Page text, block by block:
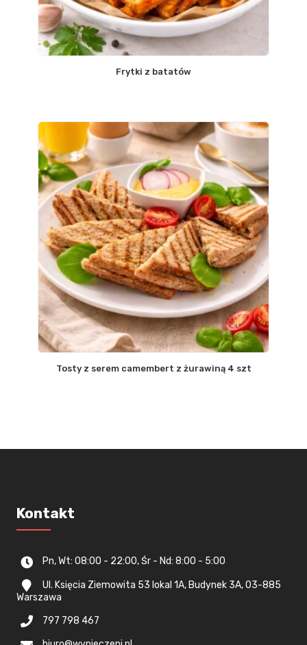
Frytki z batatów
Tosty z serem camembert z żurawiną 4 szt
Kontakt
Pn, Wt: 08:00 - 22:00, Śr - Nd: 8:00 - 5:00
Ul. Księcia Ziemowita 53 lokal 1A, Budynek 3A, 03-885
Warszawa
797 798 467